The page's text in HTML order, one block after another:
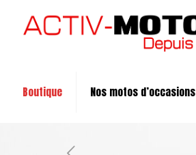
Boutique Nos motos d’occasions